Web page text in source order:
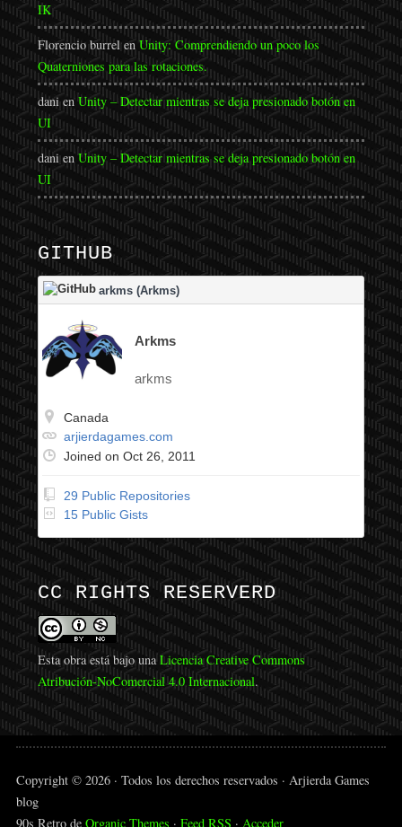
IK
Florencio burrelenUnity: Comprendiendo un poco los
Quaterniones para las rotaciones.
danienUnity – Detectar mientras se deja presionado botón en
UI
danienUnity – Detectar mientras se deja presionado botón en
UI
GITHUB
arkms (Arkms)
Arkms
arkms
Canada
arjierdagames.com
Joined on Oct 26, 2011
29 Public Repositories
15 Public Gists
CC RIGHTS RESERVERD
Esta obra está bajo unaLicencia Creative Commons
Atribución-NoComercial 4.0 Internacional.
Copyright © 2026 · Todos los derechos reservados · Arjierda Games
blog
90s Retro de Organic Themes · Feed RSS · Acceder